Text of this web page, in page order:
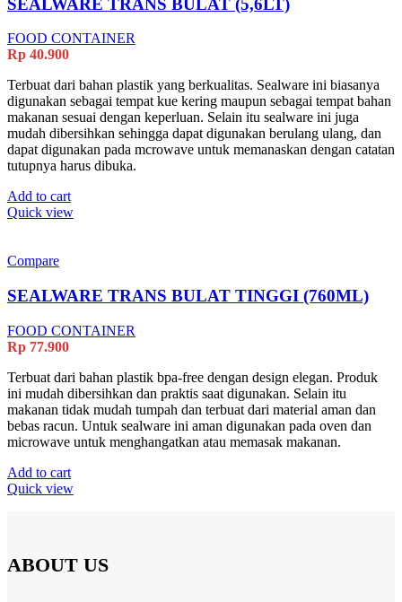
FOOD CONTAINER
Rp 40.900
Terbuat dari bahan plastik yang berkualitas. Sealware ini biasanya
digunakan sebagai tempat kue kering maupun sebagai tempat bahan
makanan sesuai dengan keperluan. Selain itu sealware ini juga
mudah dibersihkan sehingga dapat digunakan berulang ulang, dan
dapat digunakan pada mcrowave untuk memanaskan dengan catatan
tutupnya harus dibuka.
Add to cart
Quick view
Compare
SEALWARE TRANS BULAT TINGGI (760ML)
FOOD CONTAINER
Rp 77.900
Terbuat dari bahan plastik bpa-free dengan design elegan. Produk
ini mudah dibersihkan dan praktis saat digunakan. Selain itu
makanan tidak mudah tumpah dan terbuat dari material aman dan
bebas racun. Untuk sealware ini aman digunakan pada oven dan
microwave untuk menghangatkan atau memasak makanan.
Add to cart
Quick view
ABOUT US